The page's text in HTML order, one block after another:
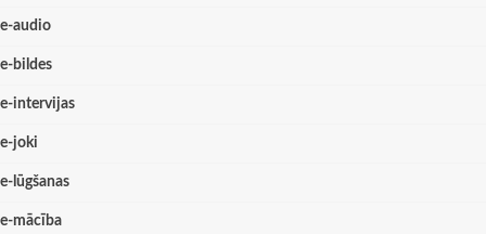
e-audio
e-bildes
e-intervijas
e-joki
e-lūgšanas
e-mācība